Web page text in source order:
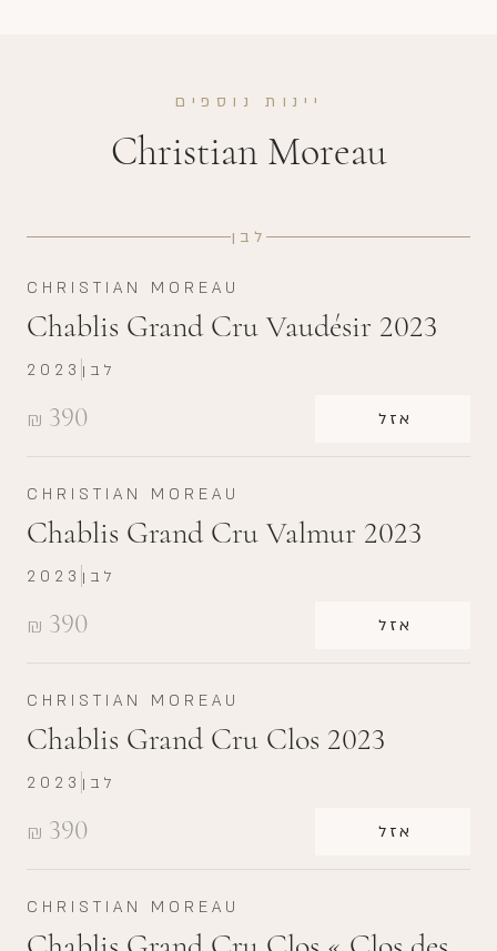
יינות נוספים
Christian Moreau
לבן
CHRISTIAN MOREAU
Chablis Grand Cru Vaudésir 2023
₪ 390 אזל
2023 לבן
CHRISTIAN MOREAU
Chablis Grand Cru Valmur 2023
₪ 390 אזל
2023 לבן
CHRISTIAN MOREAU
Chablis Grand Cru Clos 2023
₪ 390 אזל
2023 לבן
CHRISTIAN MOREAU